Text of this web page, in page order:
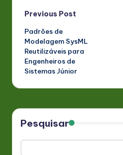
Post
navigation
Previous Post
Padrões de
Modelagem SysML
Reutilizáveis para
Engenheiros de
Sistemas Júnior
Pesquisar